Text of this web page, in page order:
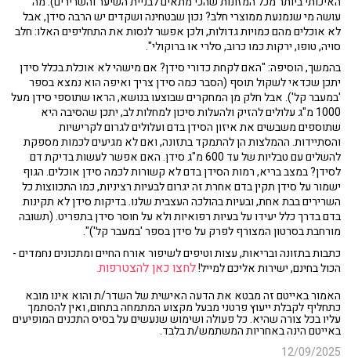
עושה מי שנמנעת ממוצרי חלב? נכון שבטחינה ושקדים יש הרבה סידן, אבל
לא אוכלים מהם כמויות גדולות, ולכן אפשר לנסות את התחליפים האלו: חלב
סויה, טופו, ירקות כמו כרוב, סלרי או ברוקולי".
בהמשך, הוסיפה: "האם לקחת כדורי סידן? אם מישהי לא אוכלת בכלל סידן
יתכן שכדאי לשקול תוסף (הסבר כמה סידן צריך ואיפה הוא נמצא בספר
'במעבר קל'). אבל חלק מן המחקרים שבוצעו בנושא, הראו שתוספי סידן מעל
1000 מ"ג עלולים להזיק ולהעלות סיכון למחלות לב, יתכן שהסיבה היא
שתוספים משבשים את איזון הסידן בדם ועלולים לגרום לקרישיות
והסתיידות. ההמלצות הן להתמקד בתזונה, ואם לא מגיעים לכמות מספקת
להשלים עם טבליות של עד 600 מ"ג סידן. האם אפשר לעשות בדיקת דם
לסידן? במצב בריא, רמות הסידן בדם לא קשורות לכמה סידן אוכלים. הגוף
ישמור על סידן תקין בדם אחרת זה יגרום לבעיות רציניות, כמו התכווצות כל
השרירים בבת אחת, ובעיות בהולכה העצבית שלנו. בדיקות סידן לא תקינות
בדם בדרך כלל יעידו על בעיות רפואיות ולא על חוסר סידן בתפריט. (תשובה
מורחבת בסרטון המצורף לפרק על סידן בספר 'במעבר קל')".
כתבות בתזונה ובריאות, עצות וטיפים לשיפור אורח החיים ומתכונים נחמדים -
הכול בחינם, ישירות אליכם למייל!לחצו כאן להצטרפות.
האמור באייטם זה מבטא את הדעה האישית של השדר/ת והוא אינו מובא
כתחליף לקבלת ייעוץ פרטני מבעל מקצוע המתמחה בתחום, ואין להסתמך
עליו בכל צורה שהיא. כל פעולה ושימוש שנעשים על בסיס התכנים המופיעים
באייטם הינה באחריות המשתמש/ת בלבד.
12/09/2025